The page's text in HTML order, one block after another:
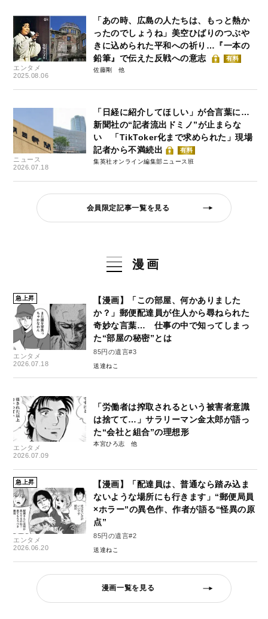
エンタメ
2025.08.06
「あの時、広島の人たちは、もっと熱か
ったのでしょうね」美空ひばりのつぶや
きに込められた平和への祈り…『一本の
鉛筆』で伝えた反戦への意志
有料
佐藤剛
ニュース
2026.07.18
「日経に紹介してほしい」が合言葉に…
新聞社の“記者流出ドミノ”が止まらな
い 「TikToker化まで求められた」現場
記者から不満続出
有料
集英社オンライン編集部ニュース班
会員限定記事一覧を見る
漫画
急上昇
エンタメ
2026.07.18
【漫画】「この部屋、何かありました
か？」郵便配達員が住人から尋ねられた
奇妙な言葉… 仕事の中で知ってしまっ
た“部屋の秘密”とは
85円の遺言#3
送達ねこ
エンタメ
2026.07.09
「労働者は搾取されるという被害者意識
は捨てて…」サラリーマン金太郎が語っ
た“会社と組合”の理想形
本宮ひろ志
急上昇
エンタメ
2026.06.20
【漫画】「配達員は、普通なら踏み込ま
ないような場所にも行きます」“郵便局員
×ホラー”の異色作、作者が語る“怪異の原
点”
85円の遺言#2
送達ねこ
漫画一覧を見る